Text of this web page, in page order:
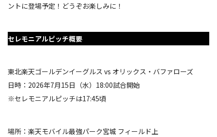
ントに登場予定！どうぞお楽しみに！
セレモニアルピッチ概要
東北楽天ゴールデンイーグルス vs オリックス・バファローズ
日時：2026年7月15日（水）18:00試合開始
※セレモニアルピッチは17:45頃
場所：楽天モバイル最強パーク宮城 フィールド上